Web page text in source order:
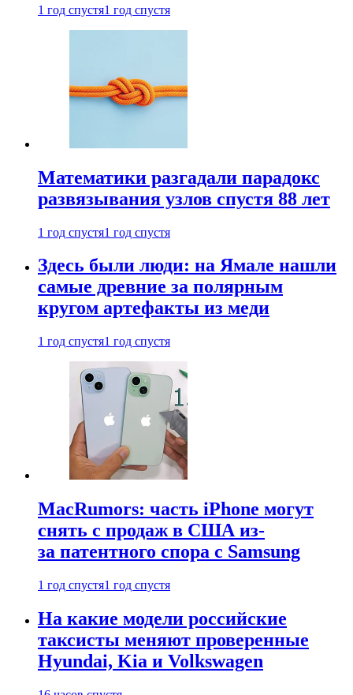
1 год спустя1 год спустя
Математики разгадали парадокс
развязывания узлов спустя 88 лет
1 год спустя1 год спустя
Здесь были люди: на Ямале нашли
самые древние за полярным
кругом артефакты из меди
1 год спустя1 год спустя
MacRumors: часть iPhone могут
снять с продаж в США из-
за патентного спора с Samsung
1 год спустя1 год спустя
На какие модели российские
таксисты меняют проверенные
Hyundai, Kia и Volkswagen